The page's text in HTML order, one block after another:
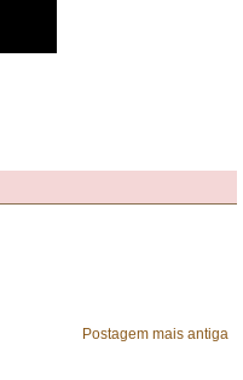
Postagem mais antiga